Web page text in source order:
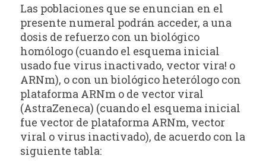
Las poblaciones que se enuncian en el
presente numeral podrán acceder, a una
dosis de refuerzo con un biológico
homólogo (cuando el esquema inicial
usado fue virus inactivado, vector vira! o
ARNm), o con un biológico heterólogo con
plataforma ARNm o de vector viral
(AstraZeneca) (cuando el esquema inicial
fue vector de plataforma ARNm, vector
viral o virus inactivado), de acuerdo con la
siguiente tabla: